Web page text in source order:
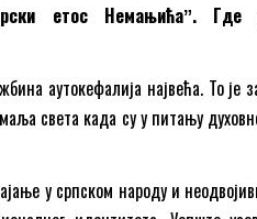
етос Немањићаˮ. Где
аутокефалија највећа. То је
света када су у питању
у српском народу и